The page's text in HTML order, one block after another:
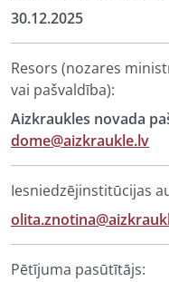
30.12.2025
Resors (nozares
vai pašvaldība):
Aizkraukles novada
dome@aizkraukle.lv
Iesniedzējinstitūcijas
Pētījuma pasūtītājs: